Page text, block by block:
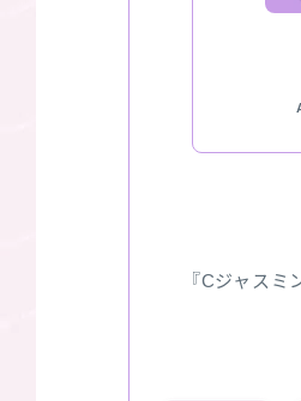
『Cジャス